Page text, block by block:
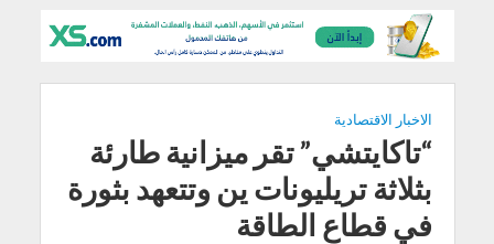
الاخبار الاقتصادية
“تاكايتشي” تقر ميزانية طارئة
بثلاثة تريليونات ين وتتعهد بثورة
في قطاع الطاقة